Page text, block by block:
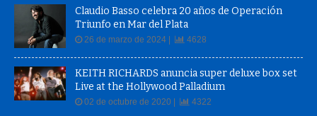
Claudio Basso celebra 20 años de Operación
Triunfo en Mar del Plata
26 de marzo de 2024 | 4628
KEITH RICHARDS anuncia super deluxe box set
Live at the Hollywood Palladium
02 de octubre de 2020 | 4322